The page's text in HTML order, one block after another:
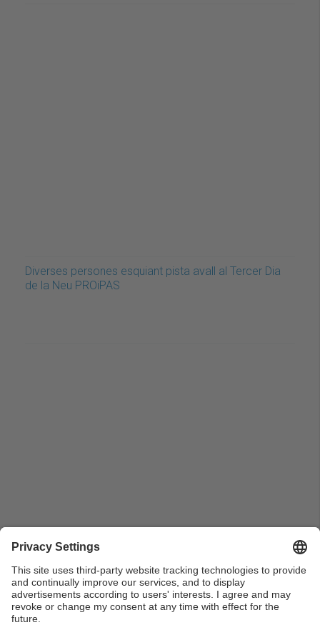
Diverses persones esquiant pista avall al Tercer Dia
de la Neu PROiPAS
Grup de gent asseguda a les taules de la cafeteria al
Tercer Dia de la Neu PROiPAS